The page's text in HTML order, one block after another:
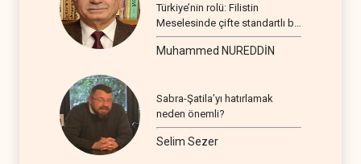
Türkiye’nin rolü: Filistin
Meselesinde çifte standartlı bir
seyir
Muhammed NUREDDİN
Sabra-Şatila’yı hatırlamak
neden önemli?
Selim Sezer